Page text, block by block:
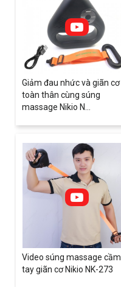
Giảm đau nhức và giãn cơ
toàn thân cùng súng
massage Nikio N...
Video súng massage cầm
tay giãn cơ Nikio NK-273